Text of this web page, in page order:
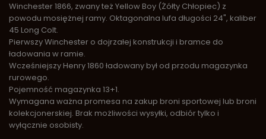
Winchester 1866, zwany też Yellow Boy (Żółty Chłopiec) z
powodu mosiężnej ramy. Oktagonalna lufa długości 24", kaliber
45 Long Colt.
Pierwszy Winchester o dojrzałej konstrukcji i bramce do
ładowania w ramie.
Wcześniejszy Henry 1860 ładowany był od przodu magazynka
rurowego.
Pojemność magazynka 13+1.
Wymagana ważna promesa na zakup broni sportowej lub broni
kolekcjonerskiej. Brak możliwości wysyłki, odbiór tylko i
wyłącznie osobisty.